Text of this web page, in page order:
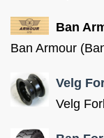
Ban
Ban Armour
Velg
Velg